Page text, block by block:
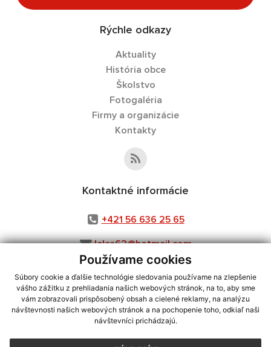
Používame cookies
Súbory cookie a ďalšie technológie sledovania používame na zlepšenie
vášho zážitku z prehliadania našich webových stránok, na to, aby sme
vám zobrazovali prispôsobený obsah a cielené reklamy, na analýzu
návštevnosti našich webových stránok a na pochopenie toho, odkiaľ naši
návštevníci prichádzajú.
Rýchle odkazy
Aktuality
História obce
Školstvo
Fotogaléria
Firmy a organizácie
Kontakty
Kontaktné informácie
+421 56 636 25 65
leles62@hotmail.com
využite možnosť získavania aktuálnych informácií s využitím RSS
CMS systém (redakčný) systém ECHELON 2,Mapa stránok,web portál
webex.digital, s.r.o.,domény,registrácia domény